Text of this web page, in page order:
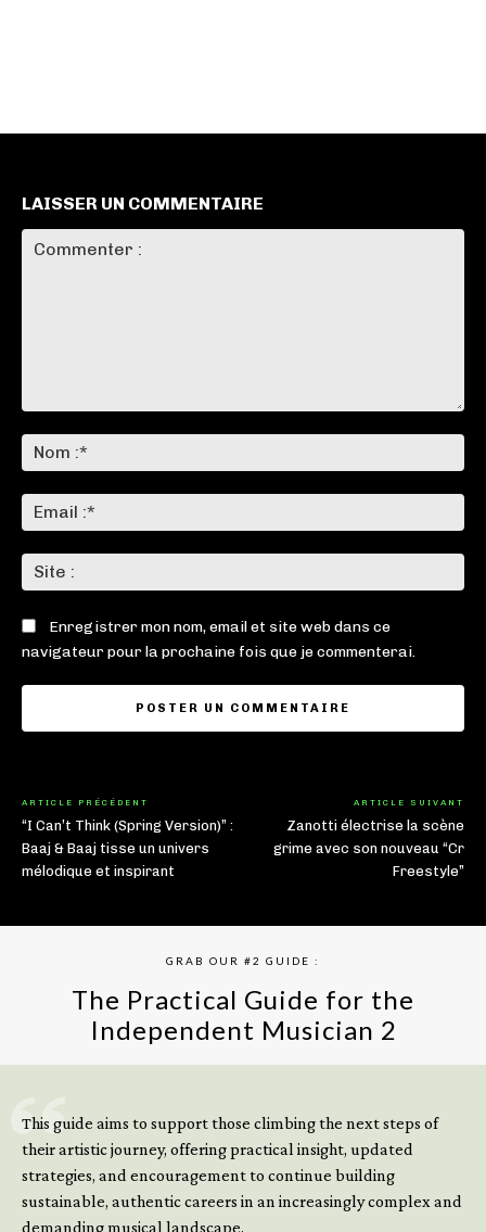
LAISSER UN COMMENTAIRE
:*
:*
:
Enregistrer mon nom, email et site web dans ce
navigateur pour la prochaine fois que je commenterai.
ARTICLE PRÉCÉDENT
“I Can’t Think (Spring Version)” :
Baaj & Baaj tisse un univers
mélodique et inspirant
ARTICLE SUIVANT
Zanotti électrise la scène
grime avec son nouveau “Cr
Freestyle”
GRAB OUR #2 GUIDE :
The Practical Guide for the
Independent Musician 2
This guide aims to support those climbing the next steps of
their artistic journey, offering practical insight, updated
strategies, and encouragement to continue building
sustainable, authentic careers in an increasingly complex and
demanding musical landscape.